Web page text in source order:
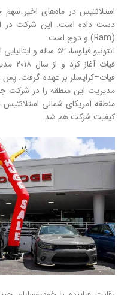
استلانتیس در ماه‌های اخیر سهم
دست داده است. این شرکت در
(Ram) و دوج است.
فیات
منطقه آمریکای شمالی
کیفیت شرکت هم شد.